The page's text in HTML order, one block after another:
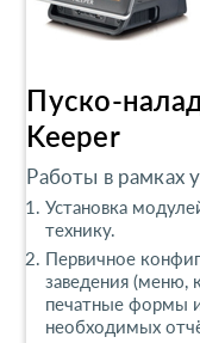
Пуско-
Keeper
Работы в рамках
Установка
технику.
Первичное
заведения (меню,
печатные формы
необходимых